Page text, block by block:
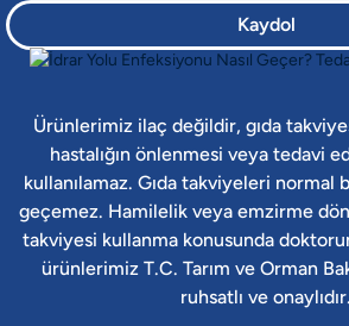
Kaydol
Ürünlerimiz ilaç değildir, gıda
hastalığın önlenmesi veya tedavi
kullanılamaz. Gıda takviyeleri normal
geçemez. Hamilelik veya emzirme
takviyesi kullanma konusunda
ürünlerimiz T.C. Tarım ve Orman
ruhsatlı ve onaylıdır.